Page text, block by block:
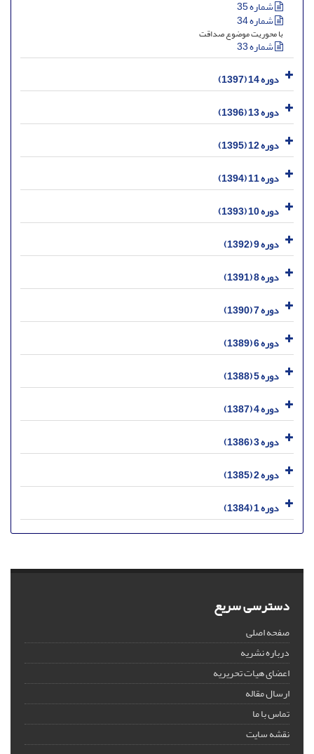
شماره 35
شماره 34
با محوریت موضوع صداقت
شماره 33
دوره 14 (1397)
دوره 13 (1396)
دوره 12 (1395)
دوره 11 (1394)
دوره 10 (1393)
دوره 9 (1392)
دوره 8 (1391)
دوره 7 (1390)
دوره 6 (1389)
دوره 5 (1388)
دوره 4 (1387)
دوره 3 (1386)
دوره 2 (1385)
دوره 1 (1384)
دسترسی سریع
صفحه اصلی
درباره نشریه
اعضای هیات تحریریه
ارسال مقاله
تماس با ما
نقشه سایت